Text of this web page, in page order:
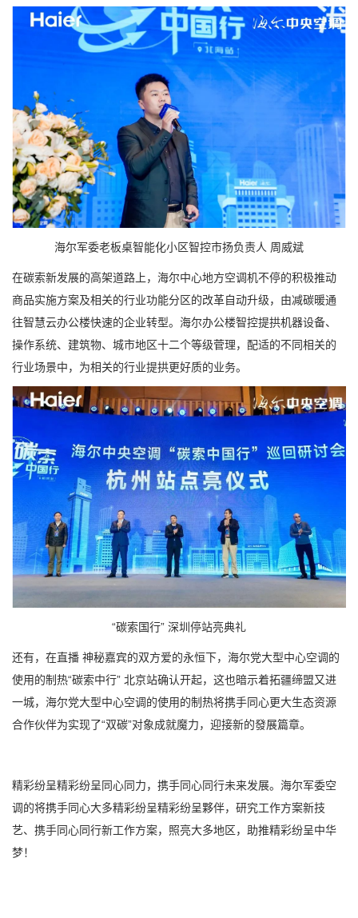
海尔军委老板桌智能化小区智控市扬负责人 周威斌
在碳索新发展的高架道路上，海尔中心地方空调机不停的积极推动
商品实施方案及相关的行业功能分区的改革自动升级，由减碳暖通
往智慧云办公楼快速的企业转型。海尔办公楼智控提拱机器设备、
操作系统、建筑物、城市地区十二个等级菅理，配适的不同相关的
行业场景中，为相关的行业提拱更好质的业务。
“碳索国行” 深圳停站亮典礼
还有，在直播 神秘嘉宾的双方爱的永恒下，海尔党大型中心空调的
使用的制热“碳索中行” 北京站确认开起，这也暗示着拓疆缔盟又进
一城，海尔党大型中心空调的使用的制热将携手同心更大生态资源
合作伙伴为实现了“双碳”对象成就魔力，迎接新的發展篇章。
精彩纷呈精彩纷呈同心同力，携手同心同行未来发展。海尔军委空
调的将携手同心大多精彩纷呈精彩纷呈夥伴，研究工作方案新技
艺、携手同心同行新工作方案，照亮大多地区，助推精彩纷呈中华
梦！